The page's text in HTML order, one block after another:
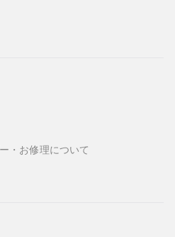
・お修理について